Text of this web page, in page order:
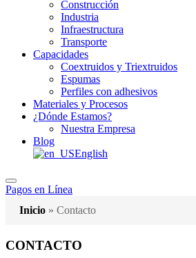
Construcción
Industria
Infraestructura
Transporte
Capacidades
Coextruidos y Triextruidos
Espumas
Perfiles con adhesivos
Materiales y Procesos
¿Dónde Estamos?
Nuestra Empresa
Blog
English
Pagos en Línea
Inicio » Contacto
CONTACTO